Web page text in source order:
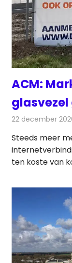
ACM:
22 december
Steeds meer
ten koste van